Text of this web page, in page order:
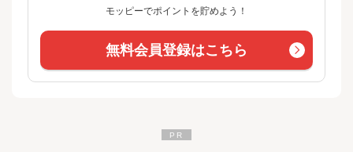
モッピーでポイントを貯めよう！
無料会員登録はこちら